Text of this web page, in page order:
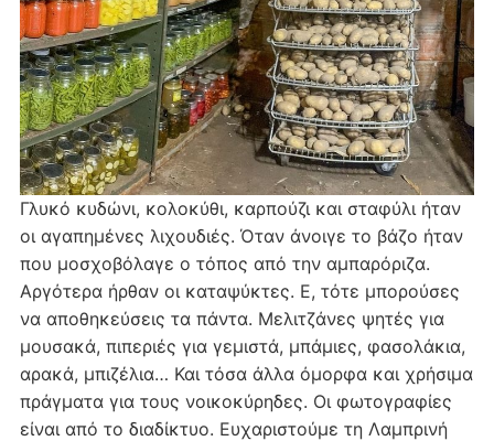
Γλυκό κυδώνι, κολοκύθι, καρπούζι και σταφύλι ήταν
οι αγαπημένες λιχουδιές. Όταν άνοιγε το βάζο ήταν
που μοσχοβόλαγε ο τόπος από την αμπαρόριζα.
Αργότερα ήρθαν οι καταψύκτες. Ε, τότε μπορούσες
να αποθηκεύσεις τα πάντα. Μελιτζάνες ψητές για
μουσακά, πιπεριές για γεμιστά, μπάμιες, φασολάκια,
αρακά, μπιζέλια… Και τόσα άλλα όμορφα και χρήσιμα
πράγματα για τους νοικοκύρηδες. Οι φωτογραφίες
είναι από το διαδίκτυο. Ευχαριστούμε τη Λαμπρινή